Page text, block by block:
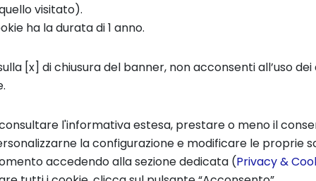
ibenefici della natura sulla mente e
presso il Dipartimento di Neuroscienze
visitato).
ha la durata di 1 anno.
[x] di chiusura del banner, non acconsenti all’uso dei
l'informativa estesa, prestare o meno il
la configurazione e modificare le proprie
accedendo alla sezione dedicata (Privacy &